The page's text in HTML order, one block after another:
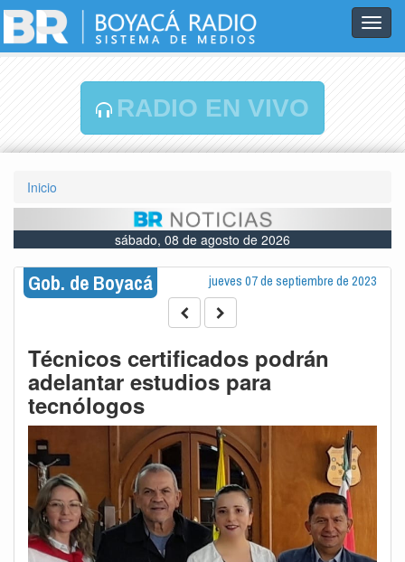
RADIO EN VIVO
Inicio
sábado, 08 de agosto de 2026
Gob. de Boyacá jueves 07 de septiembre de 2023
Técnicos certificados podrán
adelantar estudios para
tecnólogos